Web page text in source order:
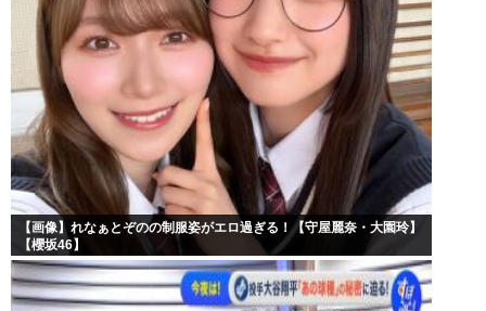
【画像】れなぁとぞのの制服姿がエロ過ぎる！【守屋麗奈・大園玲】
【櫻坂46】